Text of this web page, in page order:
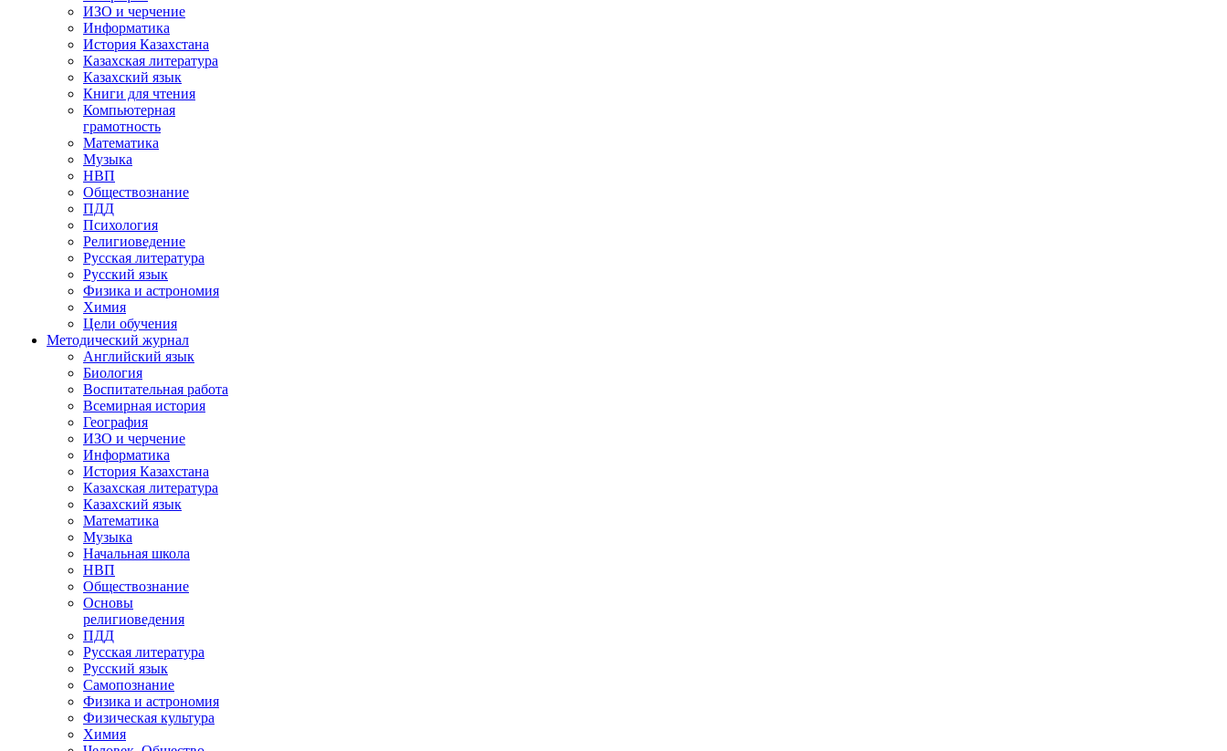
ИЗО и черчение
Информатика
История Казахстана
Казахская литература
Казахский язык
Книги для чтения
Компьютерная
грамотность
Математика
Музыка
НВП
Обществознание
ПДД
Психология
Религиоведение
Русская литература
Русский язык
Физика и астрономия
Химия
Цели обучения
Методический журнал
Английский язык
Биология
Воспитательная работа
Всемирная история
География
ИЗО и черчение
Информатика
История Казахстана
Казахская литература
Казахский язык
Математика
Музыка
Начальная школа
НВП
Обществознание
Основы
религиоведения
ПДД
Русская литература
Русский язык
Самопознание
Физика и астрономия
Физическая культура
Химия